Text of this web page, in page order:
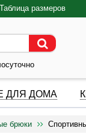
Таблица размеров
ДЛЯ ДОМА
брюки